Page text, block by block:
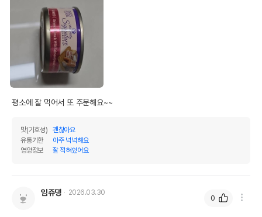
평소에 잘 먹어서 또 주문해요~~
맛(기호성)
괜찮아요
유통기한
아주 넉넉해요
영양정보
잘 적혀있어요
임쥬댕 2026.03.30
0